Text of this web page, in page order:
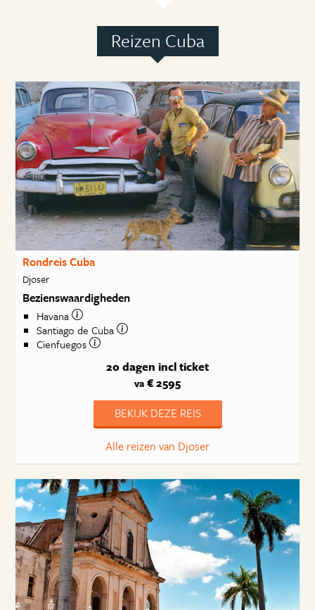
Reizen Cuba
Rondreis Cuba
Djoser
Bezienswaardigheden
Havana
Santiago de Cuba
Cienfuegos
20 dagen incl ticket
va € 2595
BEKIJK DEZE REIS
Alle reizen van Djoser